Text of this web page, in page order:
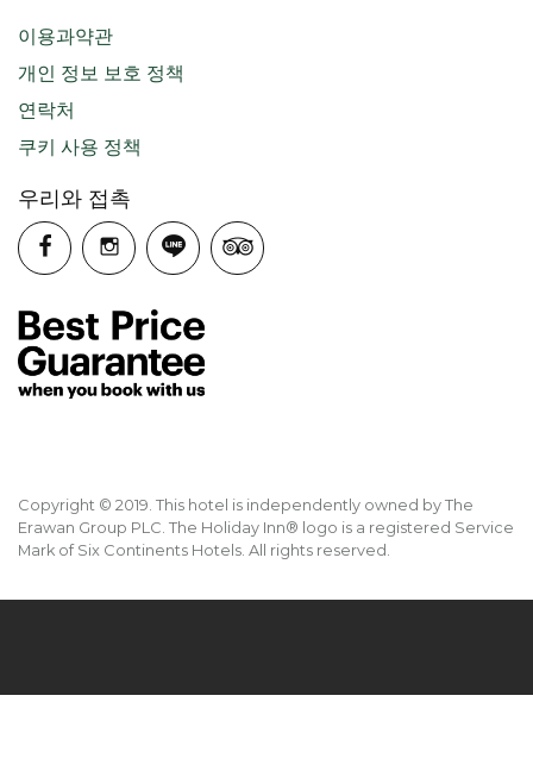
이용과약관
개인 정보 보호 정책
연락처
쿠키 사용 정책
우리와 접촉
Copyright © 2019. This hotel is independently owned by The
Erawan Group PLC. The Holiday Inn® logo is a registered Service
Mark of Six Continents Hotels. All rights reserved.